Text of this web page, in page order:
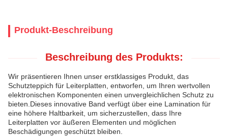
Produkt-Beschreibung
Beschreibung des Produkts:
Wir präsentieren Ihnen unser erstklassiges Produkt, das
Schutzteppich für Leiterplatten, entworfen, um Ihren wertvollen
elektronischen Komponenten einen unvergleichlichen Schutz zu
bieten.Dieses innovative Band verfügt über eine Lamination für
eine höhere Haltbarkeit, um sicherzustellen, dass Ihre
Leiterplatten vor äußeren Elementen und möglichen
Beschädigungen geschützt bleiben.